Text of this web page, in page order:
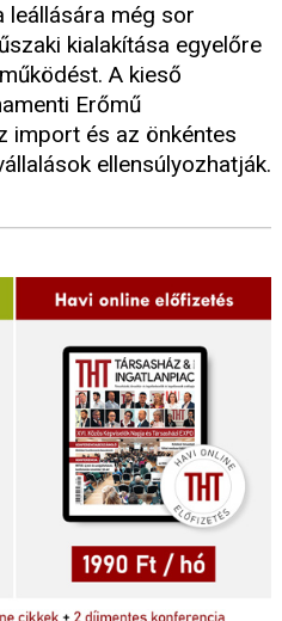
leállására még sor
kialakítása egyelőre
A kieső
Erőmű
import és az önkéntes
ellensúlyozhatják.